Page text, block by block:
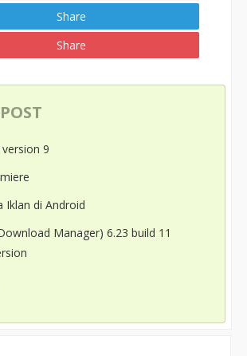
Share
Share
9
Iklan di Android
Manager) 6.23 build 11